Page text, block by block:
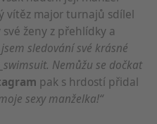
vítěz major turnajů sdílel
své ženy z přehlídky a
sledování své krásné
Nemůžu se dočkat
pak s hrdostí přidal
sexy manželka!“